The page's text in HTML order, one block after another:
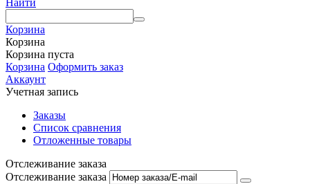
Найти
Корзина
Корзина
Корзина пуста
Корзина Оформить заказ
Аккаунт
Учетная запись
Заказы
Список сравнения
Отложенные товары
Отслеживание заказа
Отслеживание заказа